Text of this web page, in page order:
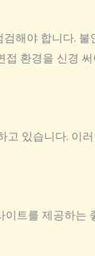
해야 합니다.
환경을 신경
있습니다. 이
트를 제공하는